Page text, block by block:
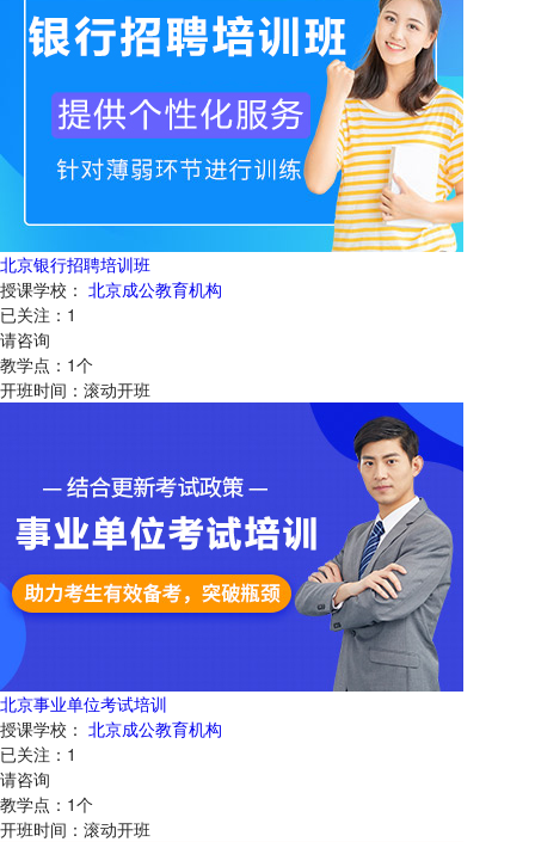
北京银行招聘培训班
授课学校： 北京成公教育机构
已关注： 1
请咨询
教学点： 1个
开班时间： 滚动开班
北京事业单位考试培训
授课学校： 北京成公教育机构
已关注： 1
请咨询
教学点： 1个
开班时间： 滚动开班